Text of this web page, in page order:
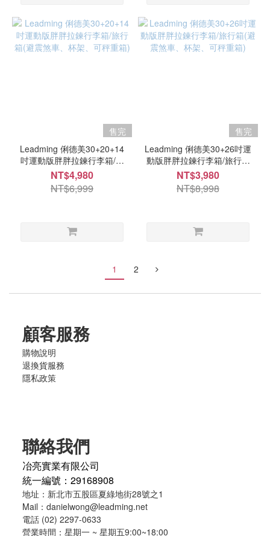
售完
Leadming 俐德美30+20+14
吋運動版胖胖拉鍊行李箱/旅
行箱(避震煞車、杯架、可秤
重箱)
NT$4,980
NT$6,999
售完
Leadming 俐德美30+26吋運
動版胖胖拉鍊行李箱/旅行箱
(避震煞車、杯架、可秤重箱)
NT$3,980
NT$8,998
1 2
顧客服務
購物說明
退換貨服務
隱私政策
聯絡我們
冶亮實業有限公司
統一編號：29168908
地址：新北市五股區夏綠地街28號之1
Mail：danielwong@leadming.net
電話 (02) 2297-0633
營業時間：星期一 ~ 星期五9:00~18:00